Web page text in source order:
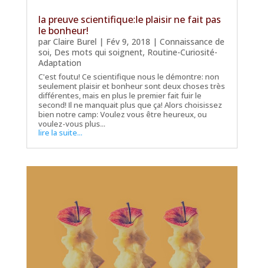
la preuve scientifique:le plaisir ne fait pas
le bonheur!
par Claire Burel | Fév 9, 2018 | Connaissance de
soi, Des mots qui soignent, Routine-Curiosité-
Adaptation
C'est foutu! Ce scientifique nous le démontre: non
seulement plaisir et bonheur sont deux choses très
différentes, mais en plus le premier fait fuir le
second! Il ne manquait plus que ça! Alors choisissez
bien notre camp: Voulez vous être heureux, ou
voulez-vous plus...
lire la suite...